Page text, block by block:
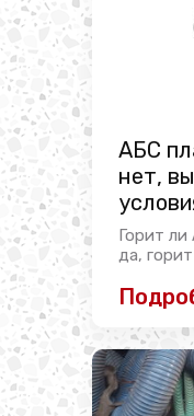
АБС
нет,
Горит
да,